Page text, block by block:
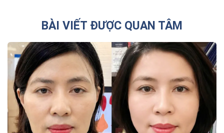
BÀI VIẾT ĐƯỢC QUAN TÂM